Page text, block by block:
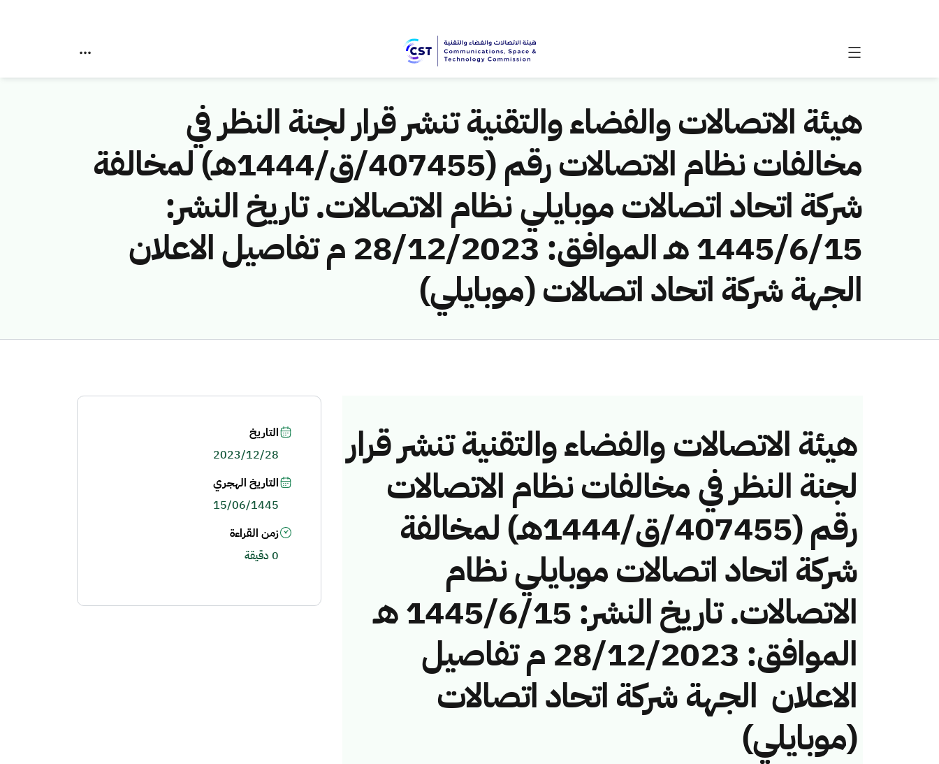
هيئة الاتصالات والفضاء والتقنية تنشر قرار لجنة النظر في
مخالفات نظام الاتصالات رقم (407455/ق/1444هـ) لمخالفة
شركة اتحاد اتصالات موبايلي نظام الاتصالات. تاريخ النشر:
1445/6/15 هـ الموافق: 28/12/2023 م تفاصيل الاعلان ​
الجهة شركة اتحاد اتصالات (موبايلي)
هيئة الاتصالات والفضاء والتقنية تنشر قرار
لجنة النظر في مخالفات نظام الاتصالات
رقم (407455/ق/1444هـ) لمخالفة
شركة اتحاد اتصالات موبايلي نظام
الاتصالات. تاريخ النشر: 1445/6/15 هـ
الموافق: 28/12/2023 م تفاصيل
الاعلان ​ الجهة شركة اتحاد اتصالات
(موبايلي)
التاريخ
2023/12/28
التاريخ الهجري
15/06/1445
زمن القراءة
0 دقيقة